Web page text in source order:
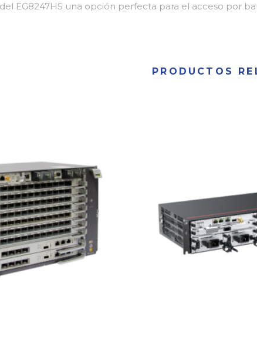
EG8247H5 una opción perfecta para el acceso por
PRODUCTOS